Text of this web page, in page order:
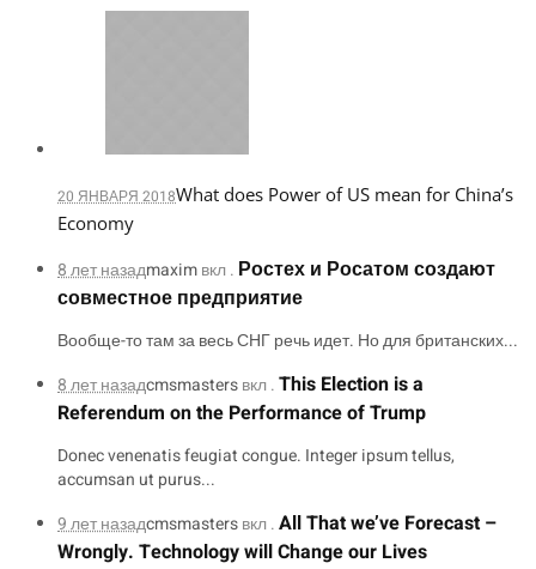
20 ЯНВАРЯ 2018What does Power of US mean for China’s
Economy
8 лет назадmaximвкл . Ростех и Росатом создают
совместное предприятие
Вообще-то там за весь СНГ речь идет. Но для британских...
8 лет назадcmsmastersвкл .This Election is a
Referendum on the Performance of Trump
Donec venenatis feugiat congue. Integer ipsum tellus,
accumsan ut purus...
9 лет назадcmsmastersвкл .All That we’ve Forecast –
Wrongly. Technology will Change our Lives